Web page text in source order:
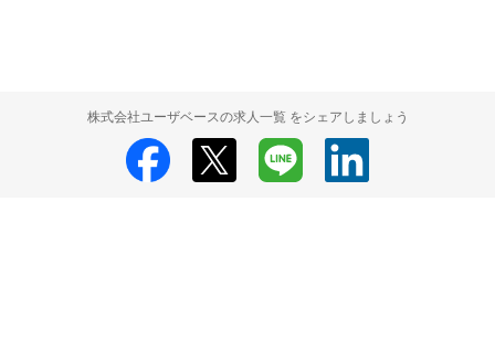
株式会社ユーザベースの求人一覧 をシェアしましょう